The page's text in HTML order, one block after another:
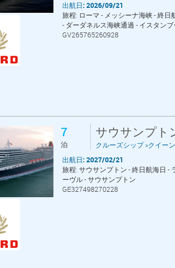
出航日: 2026/09/21
旅程: ローマ - メッシーナ海峡 - 終日
- ダーダネルス海峡通過 - イスタン
GV265765260928
7
泊
サウサンプト
クルーズシップ »クイー
出航日: 2027/02/21
旅程: サウサンプトン - 終日航海日 -
ーヴル - サウサンプトン
GE327498270228